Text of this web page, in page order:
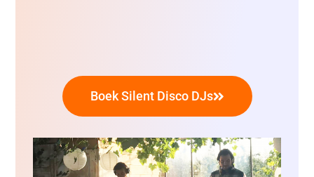
Boek Silent Disco DJs